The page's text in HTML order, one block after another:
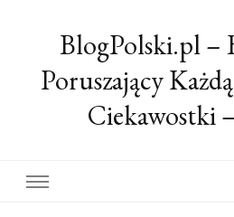
BlogPolski.pl –
Poruszający
Ciekawostki